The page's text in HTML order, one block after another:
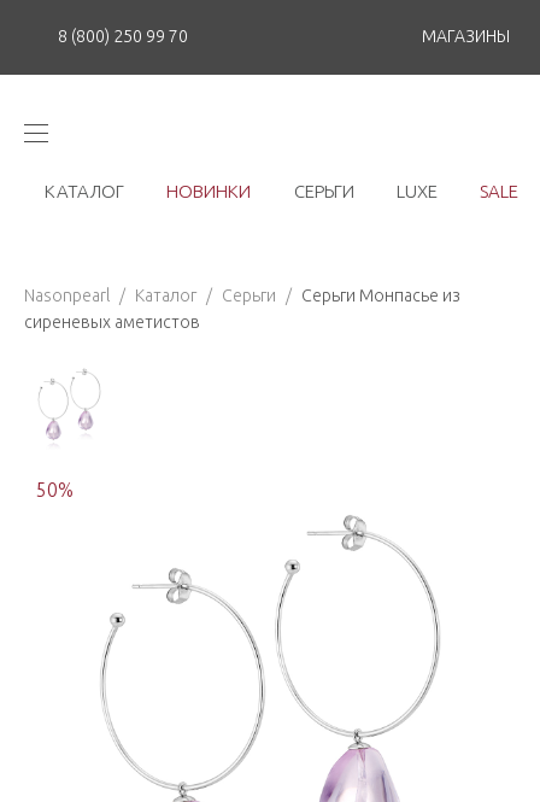
8 (800) 250 99 70 МАГАЗИНЫ
КАТАЛОГ НОВИНКИ СЕРЬГИ LUXE SALE
Nasonpearl / Каталог / Серьги / Серьги Монпасье из
сиреневых аметистов
50%